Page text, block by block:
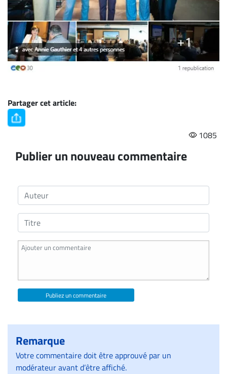
Partager cet article:
1085
Publier un nouveau commentaire
Publiez un commentaire
Remarque
Votre commentaire doit être approuvé par un
modérateur avant d’être affiché.